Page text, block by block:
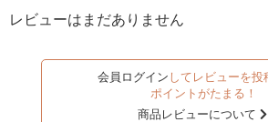
レビューはまだありません
会員ログイン してレビューを投
ポイントがたまる！
商品レビューについて